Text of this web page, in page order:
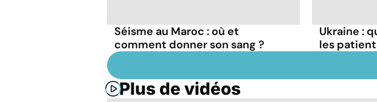
Séisme au Maroc : où et
comment donner son sang ?
Ukraine :
les
Plus de vidéos